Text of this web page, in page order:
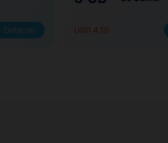
Detaylar USD 4.10